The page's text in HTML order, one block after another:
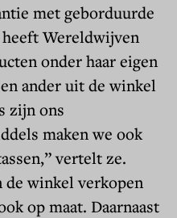
met geborduurde
Wereldwijven
onder haar eigen
ander uit de winkel
zijn ons
maken we ook
vertelt ze.
winkel verkopen
op maat. Daarnaast